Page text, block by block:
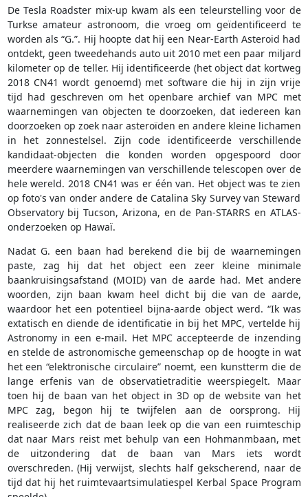
De Tesla Roadster mix-up kwam als een teleurstelling voor de
Turkse amateur astronoom, die vroeg om geïdentificeerd te
worden als “G.”. Hij hoopte dat hij een Near-Earth Asteroid had
ontdekt, geen tweedehands auto uit 2010 met een paar miljard
kilometer op de teller. Hij identificeerde (het object dat kortweg
2018 CN41 wordt genoemd) met software die hij in zijn vrije
tijd had geschreven om het openbare archief van MPC met
waarnemingen van objecten te doorzoeken, dat iedereen kan
doorzoeken op zoek naar asteroïden en andere kleine lichamen
in het zonnestelsel. Zijn code identificeerde verschillende
kandidaat-objecten die konden worden opgespoord door
meerdere waarnemingen van verschillende telescopen over de
hele wereld. 2018 CN41 was er één van. Het object was te zien
op foto's van onder andere de Catalina Sky Survey van Steward
Observatory bij Tucson, Arizona, en de Pan-STARRS en ATLAS-
onderzoeken op Hawaï.
Nadat G. een baan had berekend die bij de waarnemingen
paste, zag hij dat het object een zeer kleine minimale
baankruisingsafstand (MOID) van de aarde had. Met andere
woorden, zijn baan kwam heel dicht bij die van de aarde,
waardoor het een potentieel bijna-aarde object werd. “Ik was
extatisch en diende de identificatie in bij het MPC, vertelde hij
Astronomy in een e-mail. Het MPC accepteerde de inzending
en stelde de astronomische gemeenschap op de hoogte in wat
het een “elektronische circulaire” noemt, een kunstterm die de
lange erfenis van de observatietraditie weerspiegelt. Maar
toen hij de baan van het object in 3D op de website van het
MPC zag, begon hij te twijfelen aan de oorsprong. Hij
realiseerde zich dat de baan leek op die van een ruimteschip
dat naar Mars reist met behulp van een Hohmanmbaan, met
de uitzondering dat de baan van Mars iets wordt
overschreden. (Hij verwijst, slechts half gekscherend, naar de
tijd dat hij het ruimtevaartsimulatiespel Kerbal Space Program